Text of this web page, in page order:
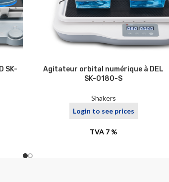
SK-
Agitateur orbital numérique à DEL
SK-O180-S
Shakers
Login to see prices
TVA 7 %